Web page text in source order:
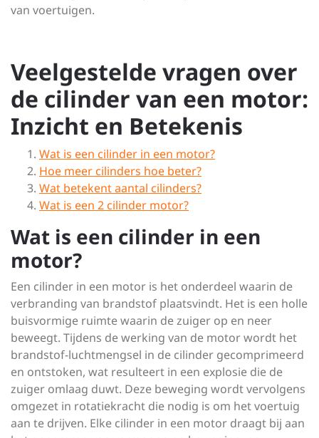
van voertuigen.
Veelgestelde vragen over
de cilinder van een motor:
Inzicht en Betekenis
Wat is een cilinder in een motor?
Hoe meer cilinders hoe beter?
Wat betekent aantal cilinders?
Wat is een 2 cilinder motor?
Wat is een cilinder in een
motor?
Een cilinder in een motor is het onderdeel waarin de
verbranding van brandstof plaatsvindt. Het is een holle
buisvormige ruimte waarin de zuiger op en neer
beweegt. Tijdens de werking van de motor wordt het
brandstof-luchtmengsel in de cilinder gecomprimeerd
en ontstoken, wat resulteert in een explosie die de
zuiger omlaag duwt. Deze beweging wordt vervolgens
omgezet in rotatiekracht die nodig is om het voertuig
aan te drijven. Elke cilinder in een motor draagt bij aan